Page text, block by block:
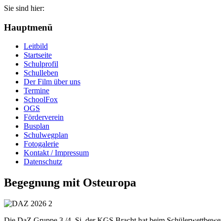
Sie sind hier:
Hauptmenü
Leitbild
Startseite
Schulprofil
Schulleben
Der Film über uns
Termine
SchoolFox
OGS
Förderverein
Busplan
Schulwegplan
Fotogalerie
Kontakt / Impressum
Datenschutz
Begegnung mit Osteuropa
Jahr
Monat
Jahr
Monat